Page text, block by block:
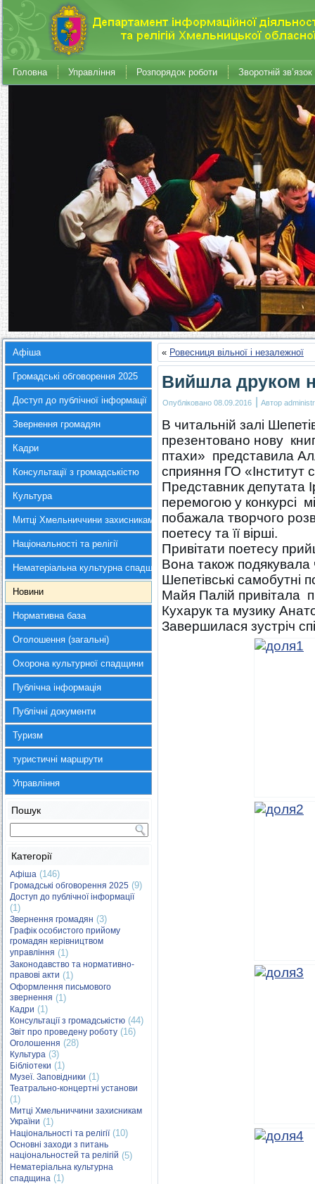
Головна Управління Розпорядок роботи Зворотній зв’язок
Афіша
Громадські обговорення 2025
Доступ до публічної інформації
Звернення громадян
Кадри
Консультації з громадськістю
Культура
Митці Хмельниччини захисникам України
Національності та релігії
Нематеріальна культурна спадщина
Новини
Нормативна база
Оголошення (загальні)
Охорона культурної спадщини
Публічна інформація
Публічні документи
Туризм
туристичні маршрути
Управління
Пошук
Категорії
Афіша (146)
Громадські обговорення 2025 (9)
Доступ до публічної інформації
(1)
Звернення громадян (3)
Графік особистого прийому
громадян керівництвом
управління (1)
Законодавство та нормативно-
правові акти (1)
Оформлення письмового
звернення (1)
Кадри (1)
Консультації з громадськістю (44)
Звіт про проведену роботу (16)
Оголошення (28)
Культура (3)
Бібліотеки (1)
Музеї. Заповідники (1)
Театрально-концертні установи
(1)
Митці Хмельниччини захисникам
України (1)
Національності та релігії(10)
Основні заходи з питань
національностей та релігій (5)
Нематеріальна культурна
спадщина (1)
« Ровесниця вільної і незалежної
Вийшла друком
Опубліковано 08.09.2016 | Автор
В читальній залі
презентовано нову
птахи» представила
сприяння ГО «Інститут
Представник депутата
перемогою у конкурсі
побажала творчого
поетесу та її вірші.
Привітати поетесу
Вона також подякувала
Шепетівські самобутні
Майя Палій привітала
Кухарук та музику
Завершилася зустріч